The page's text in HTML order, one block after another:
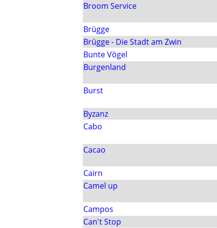
Broom Service
Brügge
Brügge - Die Stadt am Zwin
Bunte Vögel
Burgenland
Burst
Byzanz
Cabo
Cacao
Cairn
Camel up
Campos
Can't Stop